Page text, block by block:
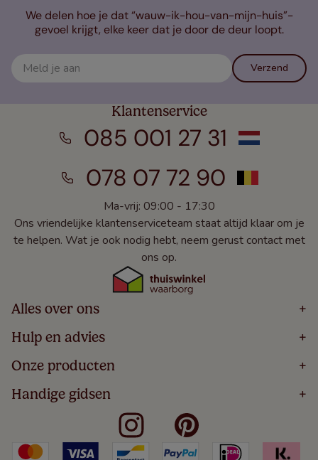
We delen hoe je dat “wauw-ik-hou-van-mijn-huis”-
gevoel krijgt, elke keer dat je door de deur loopt.
Verzend
Klantenservice
085 001 27 31
078 07 72 90
Ma-vrij: 09:00 - 17:30
Ons vriendelijke klantenserviceteam staat altijd klaar om je
te helpen. Wat je ook nodig hebt, neem gerust contact met
ons op.
Alles over ons +
Home
Over
Bestellen
Winacties
Veelgestelde Vragen
Hulp en advies +
Volg Je Bestelling
Levering
5 Jaar Garantie
Algemene Voorwaarden
Kindveiligheid
Onze producten +
Houten Jaloezieën
Rolgordijnen
Verticale Jaloezieën
Duo Rolgordijnen
Handige gidsen +
Meten Voor Raamdecoratie
Badkamer Raamdecoratie
Slaapkamer Raamdecoratie